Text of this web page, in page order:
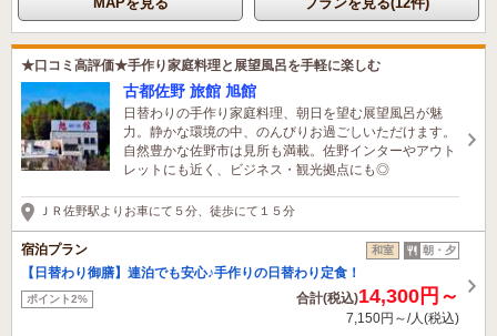
★口コミ高評価★手作り家庭料理と展望風呂を手軽に楽しむ
古都佐野 旅館 旭館
日替わりの手作り家庭料理、朝日を望む展望風呂が魅
力。静かな環境の中、のんびりお過ごしいただけます。
自然豊かな佐野市は見所も満載。佐野インターやアウト
レットにも近く、ビジネス・観光拠点にも◎
ＪＲ佐野駅よりお車にて５分、徒歩にて１５分
宿泊プラン 和室 朝・夕
【日替わり御膳】連泊でも安心♪手作りの日替わり定食！
ポイント2% 合計(税込)14,300円～
7,150円～/人(税込)